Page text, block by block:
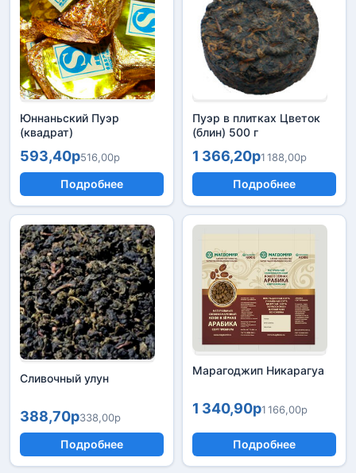
Юннаньский Пуэр
(квадрат)
593,40р516,00р
Подробнее
Пуэр в плитках Цветок
(блин) 500 г
1 366,20р1 188,00р
Подробнее
Сливочный улун
388,70р338,00р
Подробнее
Марагоджип Никарагуа
1 340,90р1 166,00р
Подробнее